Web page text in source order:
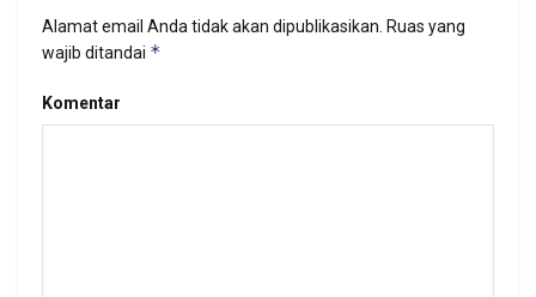
Alamat email Anda tidak akan dipublikasikan. Ruas yang
wajib ditandai *
Komentar